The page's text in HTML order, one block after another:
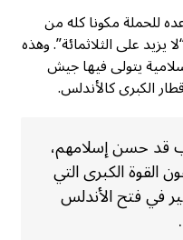
للحملة مكونا كله من
يزيد على الثلاثمائة”. وهذه
يتولى فيها جيش
الكبرى كالأندلس.
قد حسن إسلامهم،
القوة الكبرى التي
في فتح الأندلس